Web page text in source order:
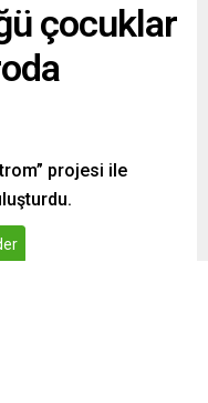
çocuklar
projesi ile